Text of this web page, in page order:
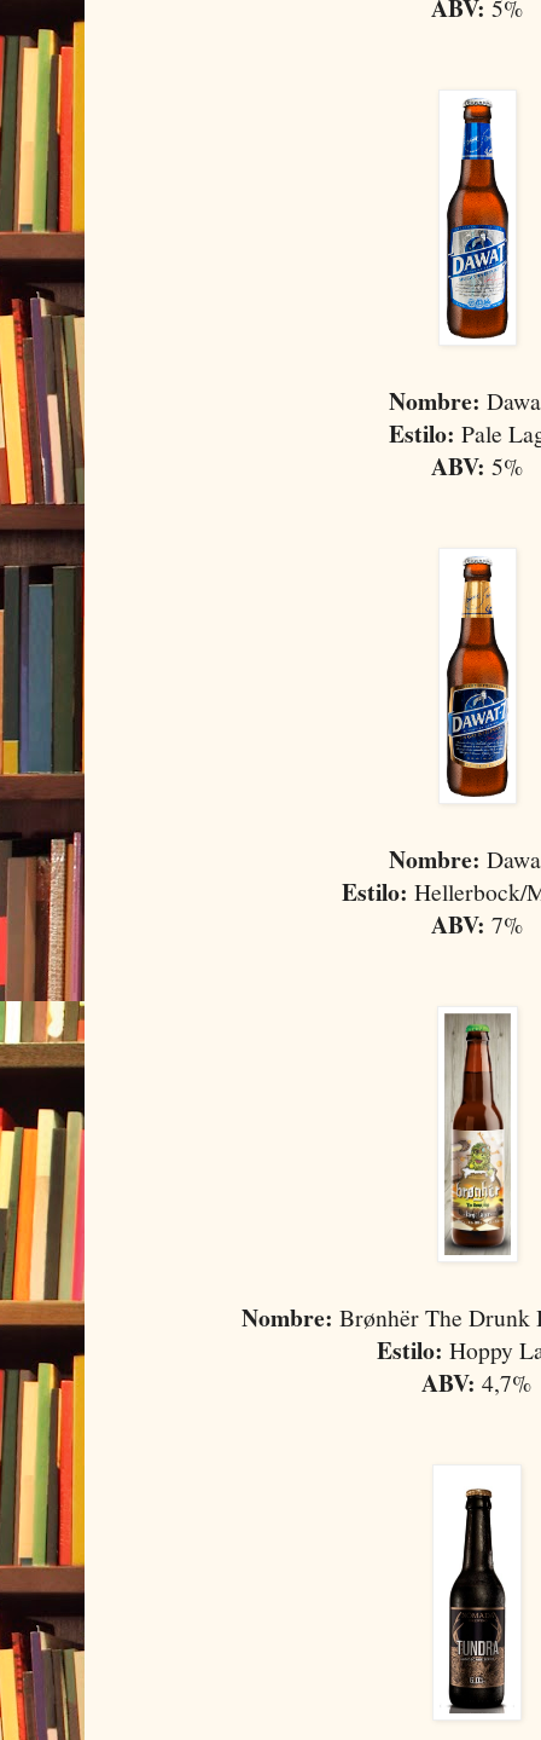
ABV: 5%
Nombre:
Estilo: Pale
ABV: 5%
Nombre:
Estilo: Hellerbock/
ABV: 7%
Nombre: Brønhër The
Estilo: Hoppy
ABV: 4,7%